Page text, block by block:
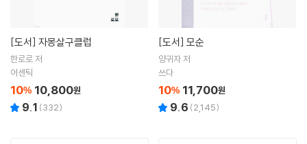
[도서] 자몽살구클럽
한로로 저
어센틱
10% 10,800원
9.1 (332)
[도서] 모순
양귀자 저
쓰다
10% 11,700원
9.6 (2,145)